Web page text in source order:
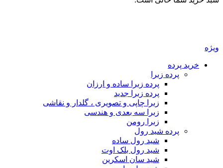
ویژه
خرید پرده
پرده زبرا
پرده زبرا ساده و ارزان
پرده زبرا جدید
زبرا چاپی و تصویری ، گلدار و نقاشی
زبرا سه بعدی و هندسی
زبرا رومن
پرده شید رول
شید رول ساده
شید رول بلک اوت
شید سان اسکرین